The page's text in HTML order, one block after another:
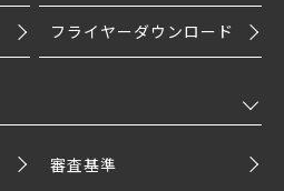
フライヤーダウンロード
審査基準